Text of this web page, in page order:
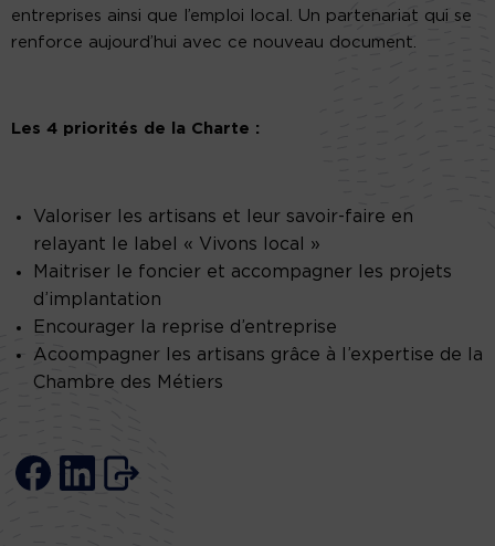
entreprises ainsi que l’emploi local. Un partenariat qui se
renforce aujourd’hui avec ce nouveau document.
Les 4 priorités de la Charte :
Valoriser les artisans et leur savoir-faire en
relayant le label « Vivons local »
Maitriser le foncier et accompagner les projets
d’implantation
Encourager la reprise d’entreprise
Acoompagner les artisans grâce à l’expertise de la
Chambre des Métiers